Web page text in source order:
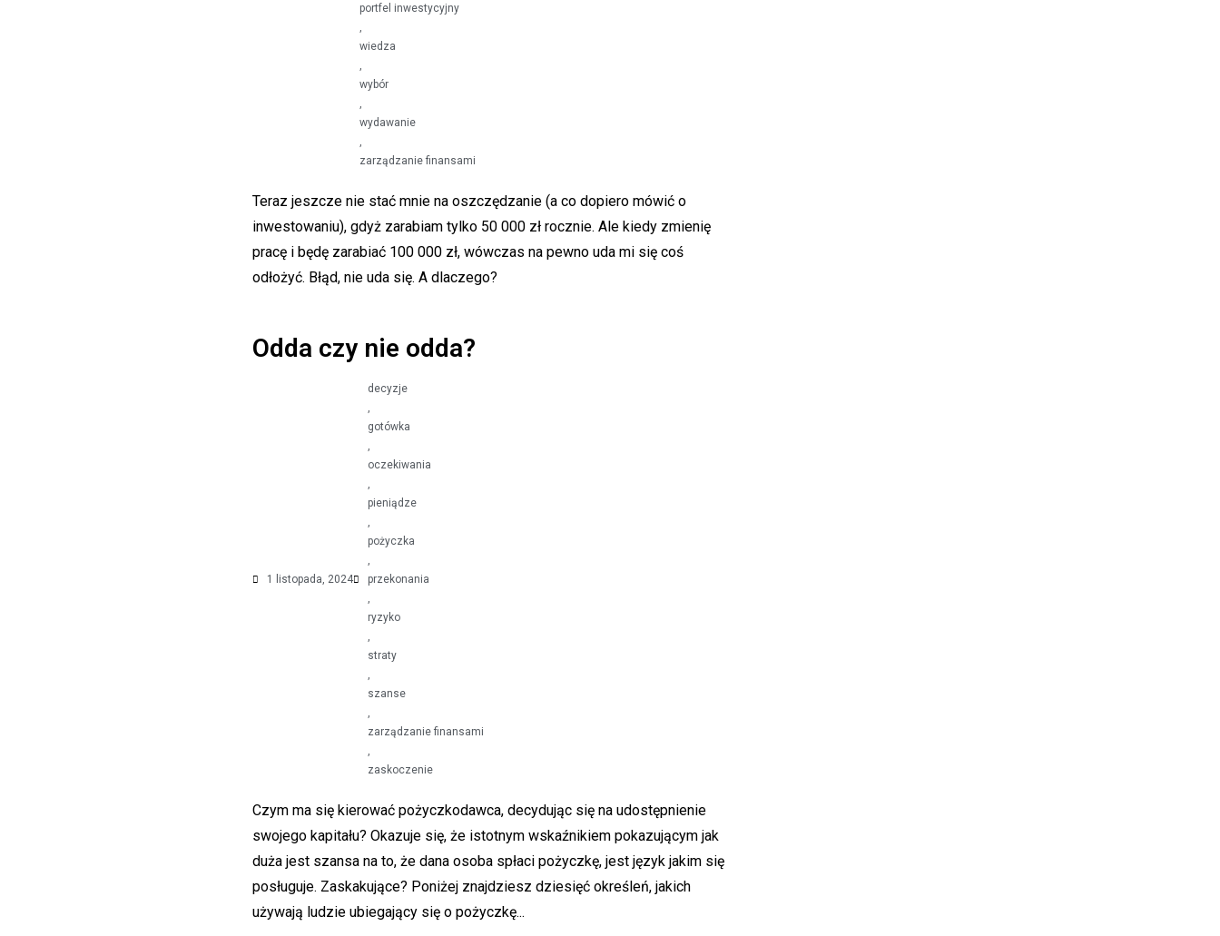
portfel inwestycyjny
,
wiedza
,
wybór
,
wydawanie
,
zarządzanie finansami
Teraz jeszcze nie stać mnie na oszczędzanie (a co dopiero mówić o
inwestowaniu), gdyż zarabiam tylko 50 000 zł rocznie. Ale kiedy zmienię
pracę i będę zarabiać 100 000 zł, wówczas na pewno uda mi się coś
odłożyć. Błąd, nie uda się. A dlaczego?
Odda czy nie odda?
1 listopada, 2024
decyzje
,
gotówka
,
oczekiwania
,
pieniądze
,
pożyczka
,
przekonania
,
ryzyko
,
straty
,
szanse
,
zarządzanie finansami
,
zaskoczenie
Czym ma się kierować pożyczkodawca, decydując się na udostępnienie
swojego kapitału? Okazuje się, że istotnym wskaźnikiem pokazującym jak
duża jest szansa na to, że dana osoba spłaci pożyczkę, jest język jakim się
posługuje. Zaskakujące? Poniżej znajdziesz dziesięć określeń, jakich
używają ludzie ubiegający się o pożyczkę...